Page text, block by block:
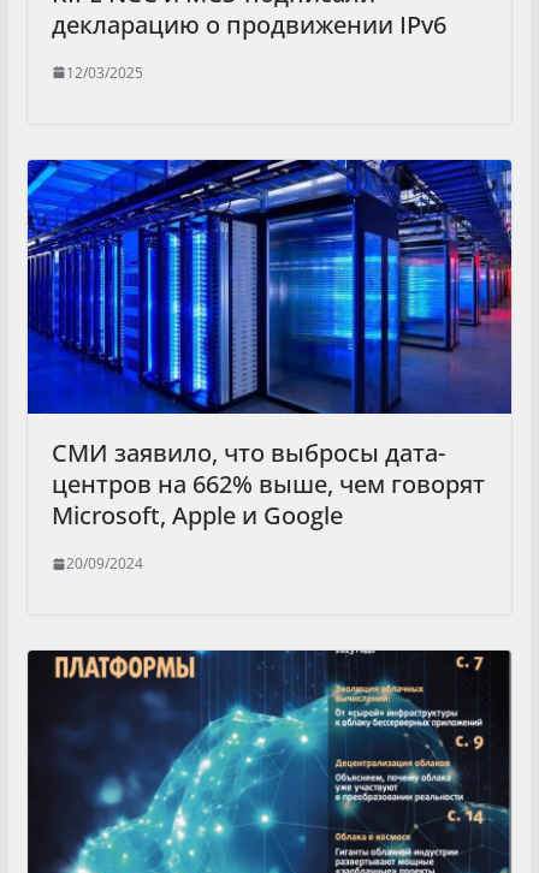
декларацию о продвижении IPv6
12/03/2025
СМИ заявило, что выбросы дата-
центров на 662% выше, чем говорят
Microsoft, Apple и Google
20/09/2024